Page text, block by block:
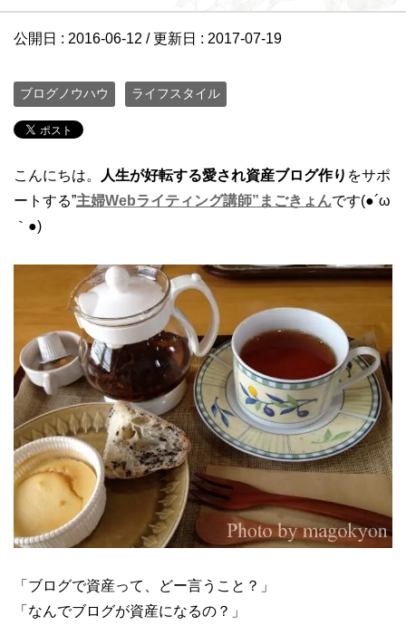
公開日 : 2016-06-12 / 更新日 : 2017-07-19
ブログノウハウ ライフスタイル
こんにちは。 人生が好転する愛され資産ブログ作り をサポ
ートする”主婦Webライティング講師”まごきょんです(●´ω
｀●)
「ブログで資産って、どー言うこと？」
「なんでブログが資産になるの？」